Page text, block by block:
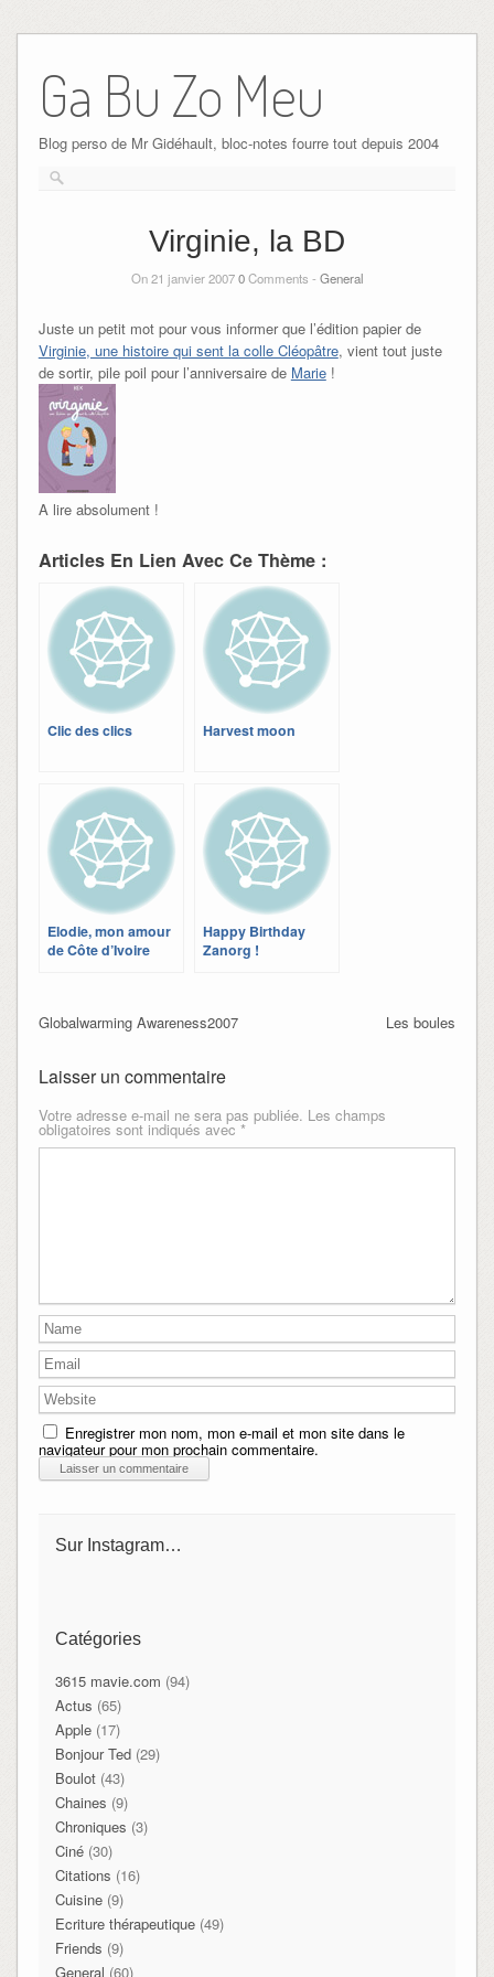
Ga Bu Zo Meu
Blog perso de Mr Gidéhault, bloc-notes fourre tout depuis 2004
Virginie, la BD
On 21 janvier 20070Comments - General
Juste un petit mot pour vous informer que l’édition papier de
Virginie, une histoire qui sent la colle Cléopâtre, vient tout juste
de sortir, pile poil pour l’anniversaire de Marie!
A lire absolument !
Articles En Lien Avec Ce Thème :
Clic des clics Harvest moon
Elodie, mon amour
de Côte d’Ivoire
Happy Birthday
Zanorg !
Les boules
Globalwarming Awareness2007
Laisser un commentaire
Votre adresse e-mail ne sera pas publiée. Les champs
obligatoires sont indiqués avec *
Enregistrer mon nom, mon e-mail et mon site dans le
navigateur pour mon prochain commentaire.
Sur Instagram…
Catégories
3615 mavie.com (94)
Actus (65)
Apple(17)
Bonjour Ted(29)
Boulot(43)
Chaines (9)
Chroniques (3)
Ciné(30)
Citations (16)
Cuisine(9)
Ecriture thérapeutique(49)
Friends (9)
General (60)